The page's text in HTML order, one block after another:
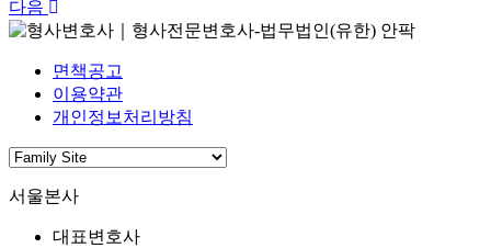
다음
면책공고
이용약관
개인정보처리방침
서울본사
대표변호사